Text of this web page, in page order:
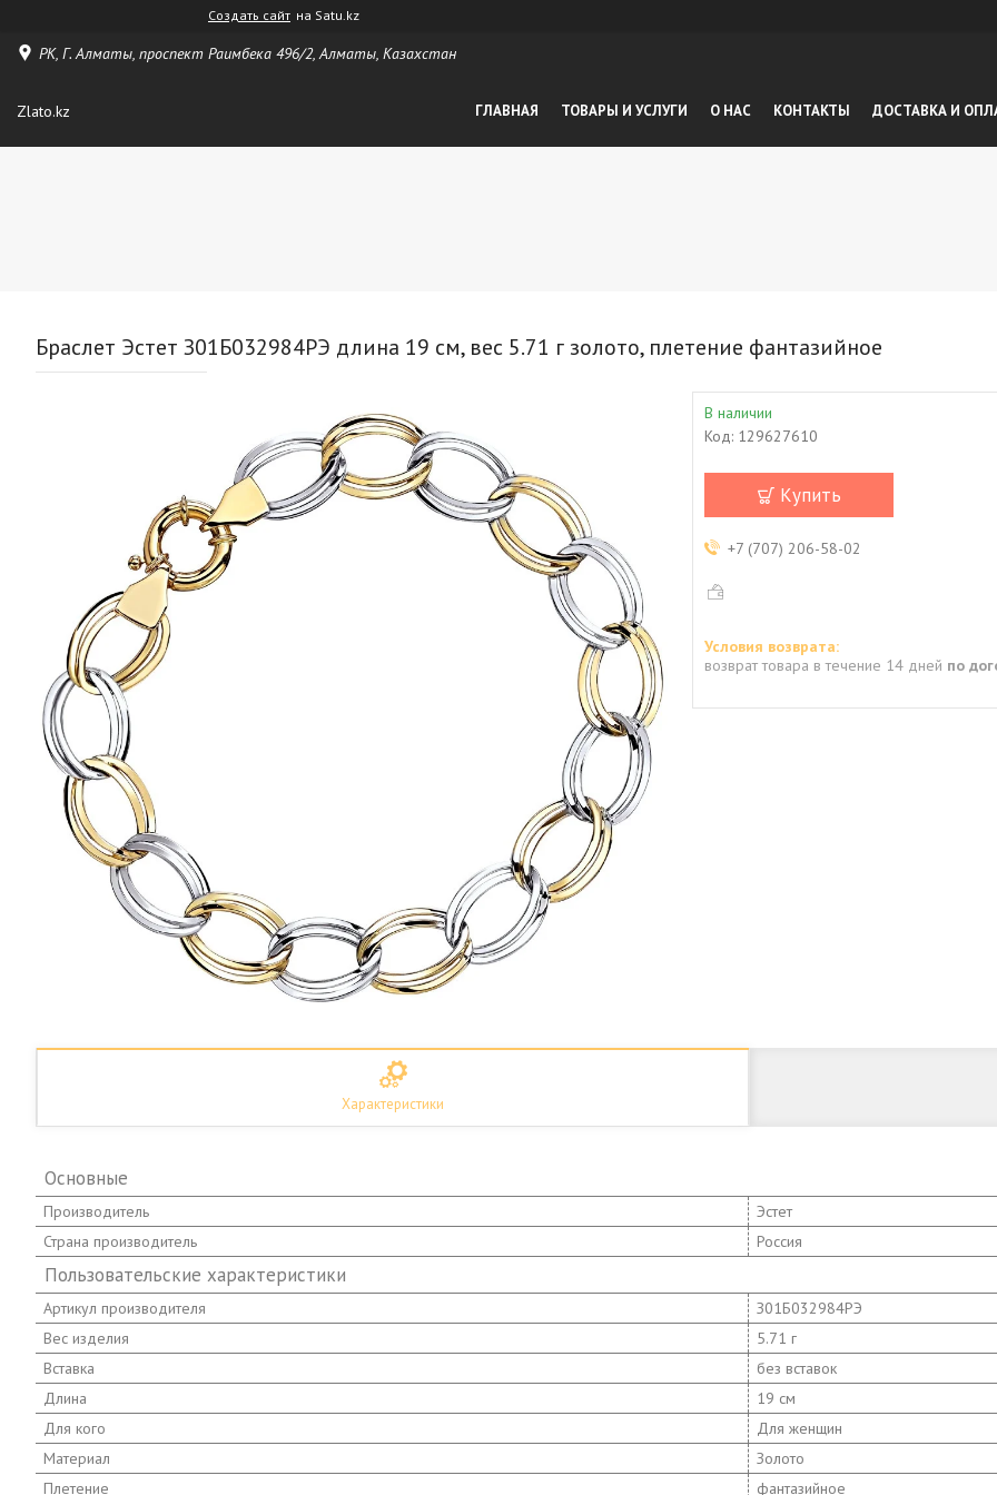
Создать сайт на Satu.kz
РК, Г. Алматы, проспект Раимбека 496/2, Алматы, Казахстан
Zlato.kz ГЛАВНАЯ ТОВАРЫ И УСЛУГИ О НАС КОНТАКТЫ ДОСТАВКА И
Браслет Эстет З01Б032984РЭ длина 19 см, вес 5.71 г золото, плетение фантазийное
В наличии
Код: 129627610
Купить
+7 (707) 206-58-02
возврат товара в течение 14 дней по
Характеристики
Основные
Производитель
Эстет
Страна производитель
Россия
Пользовательские характеристики
Артикул производителя
З01Б032984РЭ
Вес изделия
5.71 г
Вставка
без вставок
Длина
19 см
Для кого
Для женщин
Материал
Золото
Плетение
фантазийное